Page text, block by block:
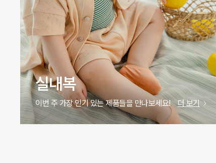
실내복
이번 주 가장 인기 있는 제품들을 만나보세요! 더 보기